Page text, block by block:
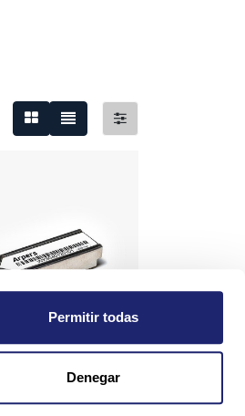
Permitir todas
Denegar